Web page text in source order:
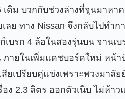
เดิม บวกกับช่วงล่างที่จูนมาหา
เลย ทาง Nissan จึงกลับไปทำ
เบรก 4 ล้อในสองรุ่นบน จาน
ภายในเพิ่มแดชบอร์ดใหม่ หน้า
สียเปรียบคู่แข่งเพราะพวงมาลั
อง 2.3 ลิตร ออกตัวเนิบ ไม่ห้า